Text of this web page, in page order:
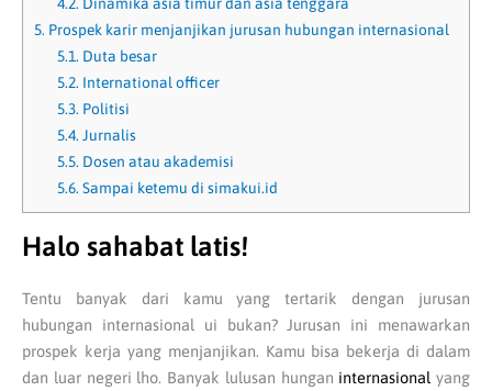
5. Prospek karir menjanjikan jurusan hubungan internasional
5.1. Duta besar
5.2. International officer
5.3. Politisi
5.4. Jurnalis
5.5. Dosen atau akademisi
5.6. Sampai ketemu di simakui.id
Halo sahabat latis!
Tentu banyak dari kamu yang tertarik dengan jurusan
hubungan internasional ui bukan? Jurusan ini menawarkan
prospek kerja yang menjanjikan. Kamu bisa bekerja di dalam
dan luar negeri lho. Banyak lulusan hungan internasional yang